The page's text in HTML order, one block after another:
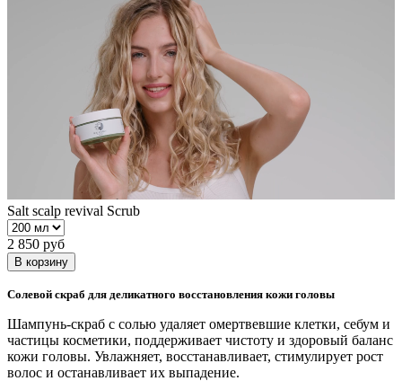
Salt scalp revival Scrub
2 850 руб
В корзину
Солевой скраб для деликатного восстановления кожи головы
Шампунь-скраб с солью удаляет омертвевшие клетки, себум и
частицы косметики, поддерживает чистоту и здоровый баланс
кожи головы. Увлажняет, восстанавливает, стимулирует рост
волос и останавливает их выпадение.